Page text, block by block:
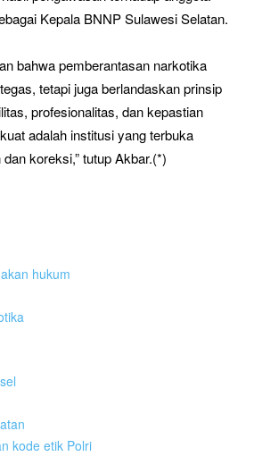
Kepala BNNP Sulawesi Selatan.
bahwa pemberantasan narkotika
tetapi juga berlandaskan prinsip
profesionalitas, dan kepastian
adalah institusi yang terbuka
koreksi,” tutup Akbar.(*)
hukum
kode etik Polri